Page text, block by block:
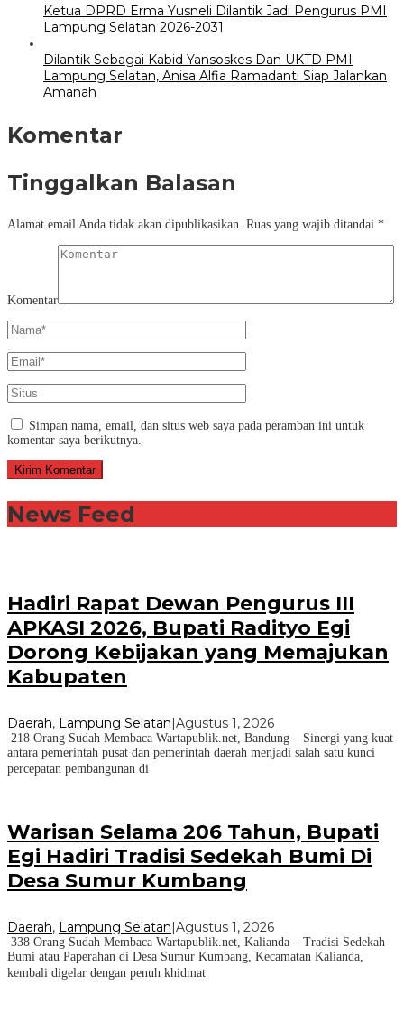
Ketua DPRD Erma Yusneli Dilantik Jadi Pengurus PMI
Lampung Selatan 2026-2031
Dilantik Sebagai Kabid Yansoskes Dan UKTD PMI
Lampung Selatan, Anisa Alfia Ramadanti Siap Jalankan
Amanah
Komentar
Tinggalkan Balasan
Alamat email Anda tidak akan dipublikasikan. Ruas yang wajib ditandai *
Komentar
Simpan nama, email, dan situs web saya pada peramban ini untuk
komentar saya berikutnya.
News Feed
Hadiri Rapat Dewan Pengurus III
APKASI 2026, Bupati Radityo Egi
Dorong Kebijakan yang Memajukan
Kabupaten
Daerah, Lampung Selatan Agustus 1, 2026
218 Orang Sudah Membaca Wartapublik.net, Bandung – Sinergi yang kuat
antara pemerintah pusat dan pemerintah daerah menjadi salah satu kunci
percepatan pembangunan di
Warisan Selama 206 Tahun, Bupati
Egi Hadiri Tradisi Sedekah Bumi Di
Desa Sumur Kumbang
Daerah, Lampung Selatan|Agustus 1, 2026
338 Orang Sudah Membaca Wartapublik.net, Kalianda – Tradisi Sedekah
Bumi atau Paperahan di Desa Sumur Kumbang, Kecamatan Kalianda,
kembali digelar dengan penuh khidmat